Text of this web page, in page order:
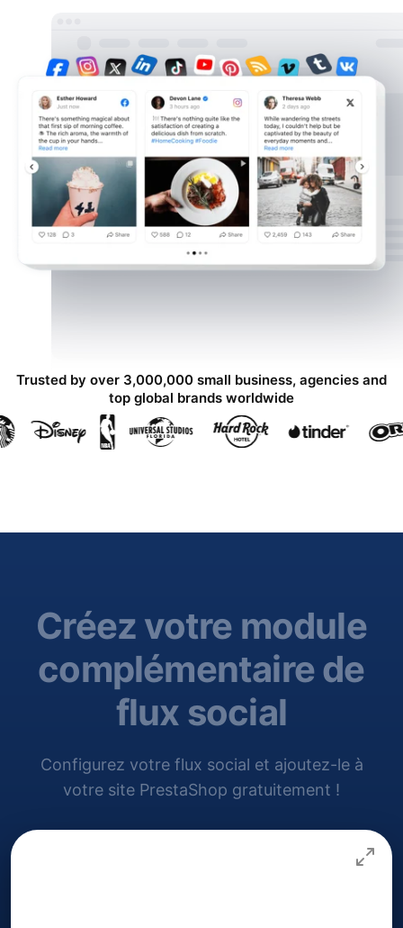
Trusted by over 3,000,000 small business, agencies and
top global brands worldwide
Créez votre module
complémentaire de
flux social
Configurez votre flux social et ajoutez-le à
votre site PrestaShop gratuitement !